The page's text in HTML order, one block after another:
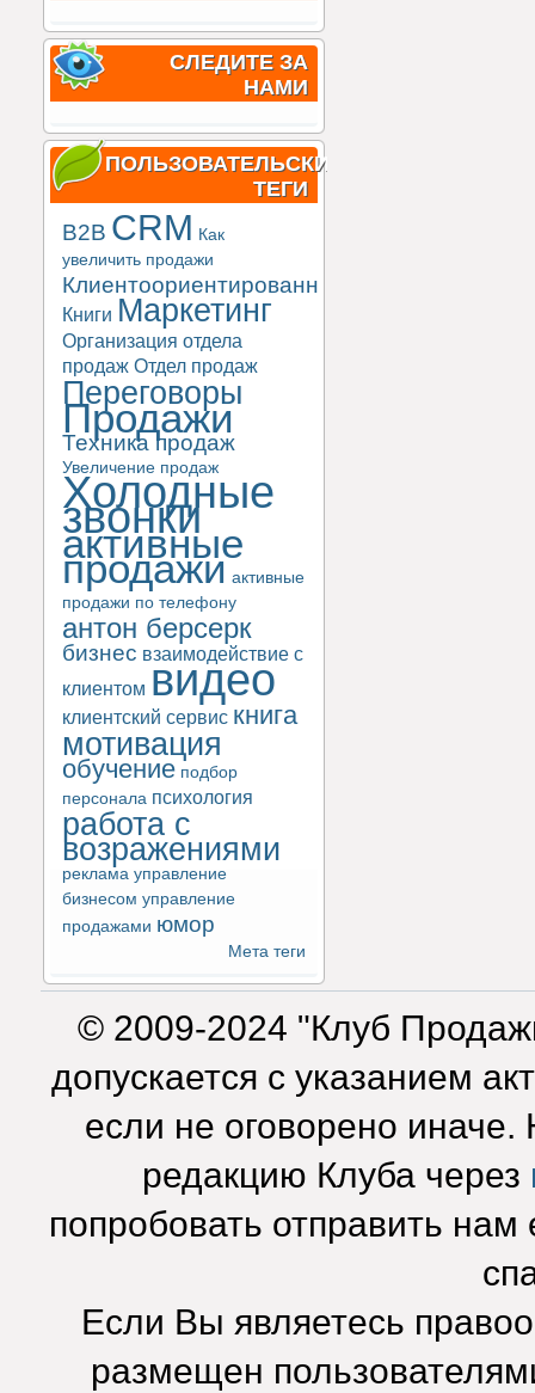
СЛЕДИТЕ ЗА
НАМИ
ПОЛЬЗОВАТЕЛЬСКИЕ
ТЕГИ
B2B CRM Как
увеличить продажи
Клиентоориентированность
Книги Маркетинг
Организация отдела
продаж Отдел продаж
Переговоры
Продажи
Техника продаж
Увеличение продаж
Холодные
звонки
активные
продажи активные
продажи по телефону
антон берсерк
бизнес взаимодействие с
клиентом видео
клиентский сервис книга
мотивация
обучение подбор
персонала психология
работа с
возражениями
реклама управление
бизнесом управление
продажами юмор
Мета теги
© 2009-2024 "Клуб
допускается с указанием
если не оговорено
редакцию Клуба через
попробовать отправить нам
Если Вы являетесь
размещен